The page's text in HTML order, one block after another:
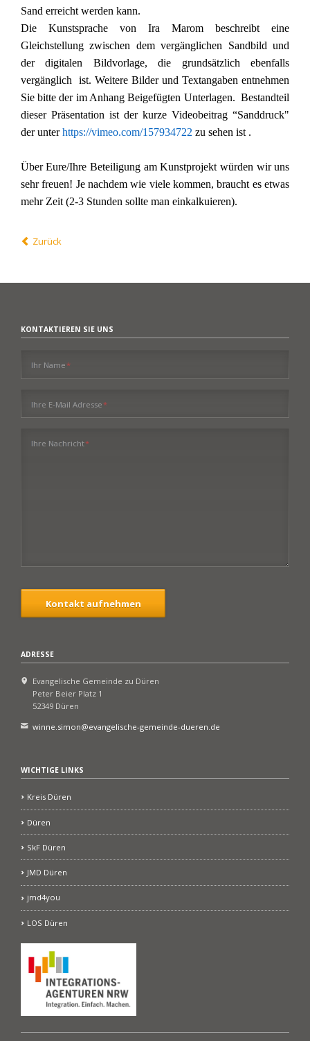
Sand erreicht werden kann.
Die Kunstsprache von Ira Marom beschreibt eine
Gleichstellung zwischen dem vergänglichen Sandbild und
der digitalen Bildvorlage, die grundsätzlich ebenfalls
vergänglich ist. Weitere Bilder und Textangaben entnehmen
Sie bitte der im Anhang Beigefügten Unterlagen. Bestandteil
dieser Präsentation ist der kurze Videobeitrag “Sanddruck"
der unterhttps://vimeo.com/157934722 zu sehen ist .
Über Eure/Ihre Beteiligung am Kunstprojekt würden wir uns
sehr freuen! Je nachdem wie viele kommen, braucht es etwas
mehr Zeit (2-3 Stunden sollte man einkalkuieren).
Zurück
KONTAKTIEREN SIE UNS
Pflichtfeld
Ihr Name*
Pflichtfeld
Ihre E-Mail Adresse*
Pflichtfeld
Ihre Nachricht*
Kontakt aufnehmen
ADRESSE
Evangelische Gemeinde zu Düren
Peter Beier Platz 1
52349 Düren
winne.simon@evangelische-gemeinde-dueren.de
WICHTIGE LINKS
Kreis Düren
Düren
SkF Düren
JMD Düren
jmd4you
LOS Düren